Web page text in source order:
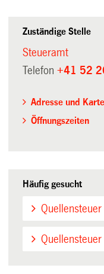
Zuständige Stelle
Steueramt
Telefon+41 52
Adresse und Karte
Öffnungszeiten
Häufig gesucht
Quellensteuer